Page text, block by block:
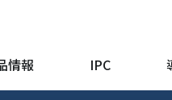
情報 IPC